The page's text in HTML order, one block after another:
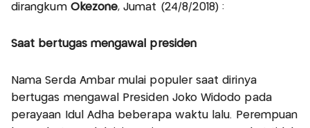
dirangkum Okezone, Jumat (24/8/2018) :
Saat bertugas mengawal presiden
Nama Serda Ambar mulai populer saat dirinya
bertugas mengawal Presiden Joko Widodo pada
perayaan Idul Adha beberapa waktu lalu. Perempuan